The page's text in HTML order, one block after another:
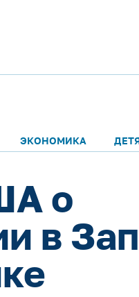
ЭКОНОМИКА
о
в